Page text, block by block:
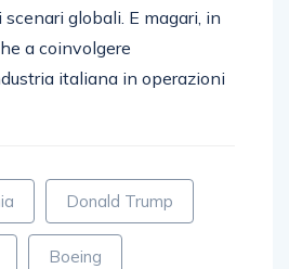
globali. E magari, in
a coinvolgere
italiana in operazioni
Donald Trump
Boeing